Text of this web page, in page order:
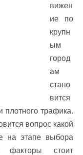
вижен
ие по
крупн
ым
город
ам
стано
вится
плотного трафика.
вопрос какой
на этапе выбора
факторы стоит